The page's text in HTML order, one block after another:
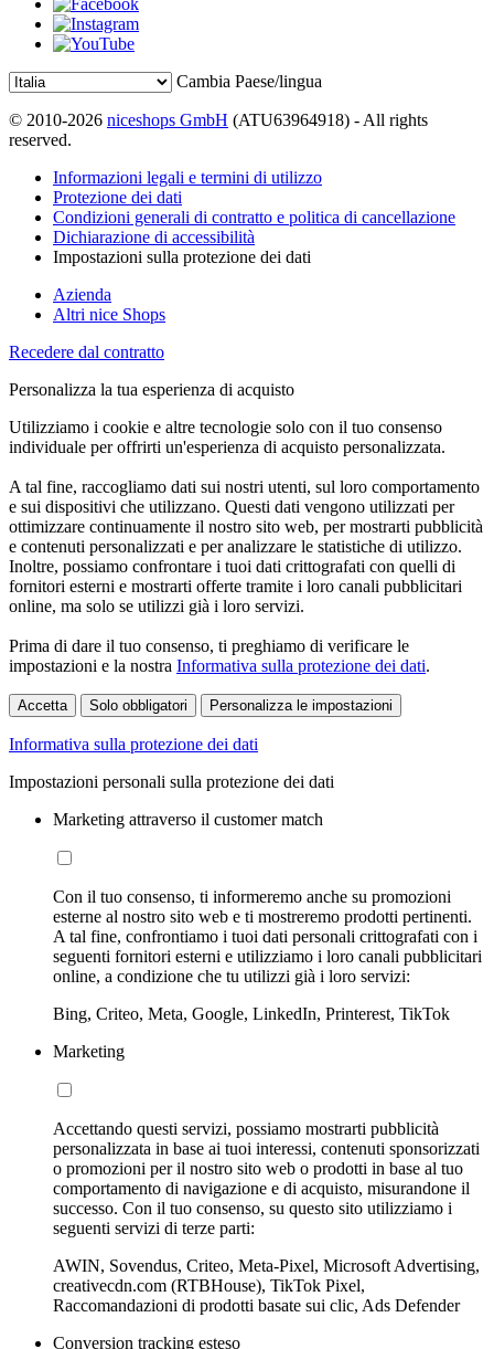
Cambia Paese/lingua
© 2010-2026 niceshops GmbH (ATU63964918) - All rights
reserved.
Informazioni legali e termini di utilizzo
Protezione dei dati
Condizioni generali di contratto e politica di cancellazione
Dichiarazione di accessibilità
Impostazioni sulla protezione dei dati
Azienda
Altri nice Shops
Recedere dal contratto
Personalizza la tua esperienza di acquisto
Utilizziamo i cookie e altre tecnologie solo con il tuo consenso
individuale per offrirti un'esperienza di acquisto personalizzata.
A tal fine, raccogliamo dati sui nostri utenti, sul loro comportamento
e sui dispositivi che utilizzano. Questi dati vengono utilizzati per
ottimizzare continuamente il nostro sito web, per mostrarti pubblicità
e contenuti personalizzati e per analizzare le statistiche di utilizzo.
Inoltre, possiamo confrontare i tuoi dati crittografati con quelli di
fornitori esterni e mostrarti offerte tramite i loro canali pubblicitari
online, ma solo se utilizzi già i loro servizi.
Prima di dare il tuo consenso, ti preghiamo di verificare le
impostazioni e la nostra Informativa sulla protezione dei dati.
Accetta Solo obbligatori Personalizza le impostazioni
Informativa sulla protezione dei dati
Impostazioni personali sulla protezione dei dati
Marketing attraverso il customer match
Con il tuo consenso, ti informeremo anche su promozioni
esterne al nostro sito web e ti mostreremo prodotti pertinenti.
A tal fine, confrontiamo i tuoi dati personali crittografati con i
seguenti fornitori esterni e utilizziamo i loro canali pubblicitari
online, a condizione che tu utilizzi già i loro servizi:
Bing, Criteo, Meta, Google, LinkedIn, Printerest, TikTok
Marketing
Accettando questi servizi, possiamo mostrarti pubblicità
personalizzata in base ai tuoi interessi, contenuti sponsorizzati
o promozioni per il nostro sito web o prodotti in base al tuo
comportamento di navigazione e di acquisto, misurandone il
successo. Con il tuo consenso, su questo sito utilizziamo i
seguenti servizi di terze parti:
AWIN, Sovendus, Criteo, Meta-Pixel, Microsoft Advertising,
creativecdn.com (RTBHouse), TikTok Pixel,
Raccomandazioni di prodotti basate sui clic, Ads Defender
Conversion tracking esteso